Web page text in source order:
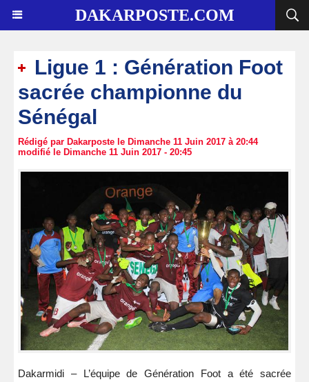
DAKARPOSTE.COM
Ligue 1 : Génération Foot
sacrée championne du
Sénégal
Rédigé par Dakarposte le Dimanche 11 Juin 2017 à 20:44
modifié le Dimanche 11 Juin 2017 - 20:45
Dakarmidi – L’équipe de Génération Foot a été sacrée